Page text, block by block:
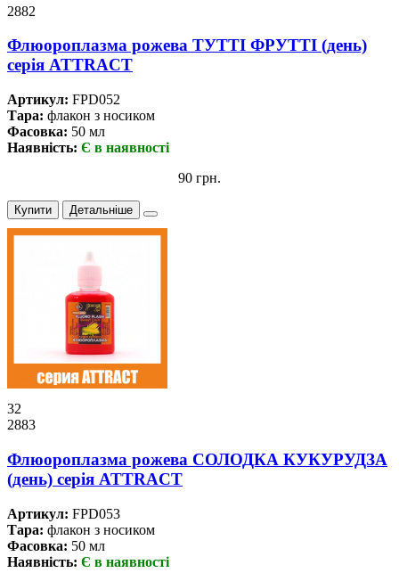
2882
Флюороплазма рожева ТУТТІ ФРУТТІ (день)
серiя ATTRACT
Артикул: FPD052
Тара: флакон з носиком
Фасовка: 50 мл
Наявність: Є в наявності
90 грн.
Купити Детальніше
32
2883
Флюороплазма рожева СОЛОДКА КУКУРУДЗА
(день) серiя ATTRACT
Артикул: FPD053
Тара: флакон з носиком
Фасовка: 50 мл
Наявність: Є в наявності